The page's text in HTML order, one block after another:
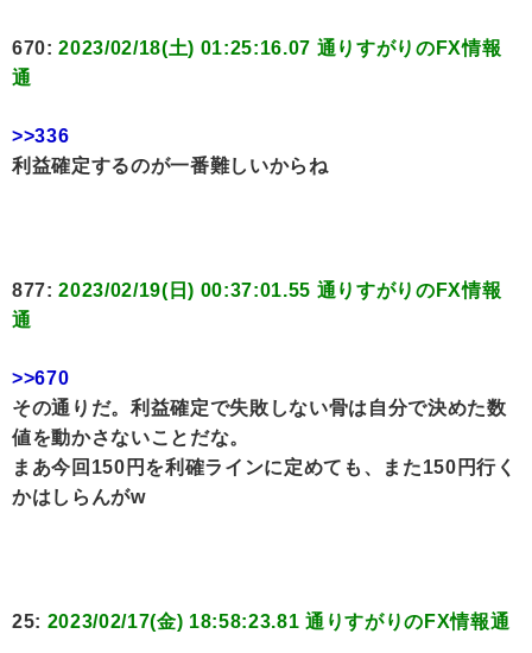
670:2023/02/18(土) 01:25:16.07 通りすがりのFX情報
通
>>336
利益確定するのが一番難しいからね
877:2023/02/19(日) 00:37:01.55 通りすがりのFX情報
通
>>670
その通りだ。利益確定で失敗しない骨は自分で決めた数
値を動かさないことだな。
まあ今回150円を利確ラインに定めても、また150円行く
かはしらんがw
25: 2023/02/17(金) 18:58:23.81 通りすがりのFX情報通